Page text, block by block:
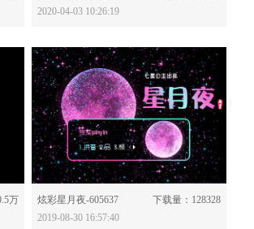
2020-04-03 10:26:19
万
分享：
炫彩星月夜-605637
下载量：128328
2019-08-30 16:57:40